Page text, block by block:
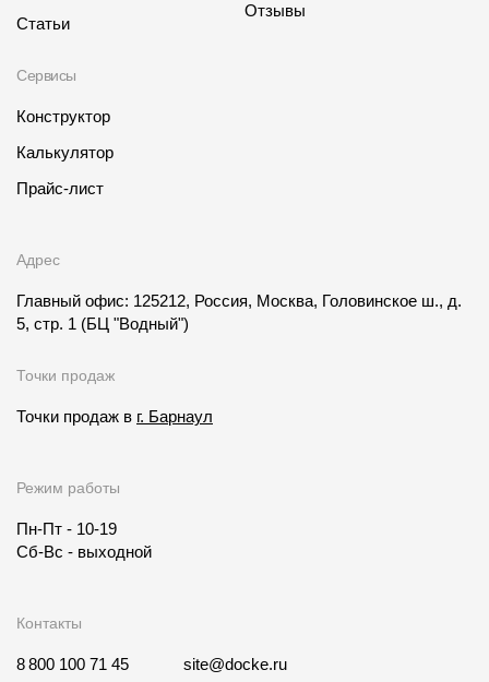
Статьи
Сервисы
Конструктор
Калькулятор
Прайс-лист
Отзывы
Адрес
Главный офис: 125212, Россия, Москва, Головинское ш., д.
5, стр. 1 (БЦ "Водный")
Точки продаж
Точки продаж в г. Барнаул
Режим работы
Пн-Пт - 10-19
Сб-Вс - выходной
Контакты
8 800 100 71 45 site@docke.ru